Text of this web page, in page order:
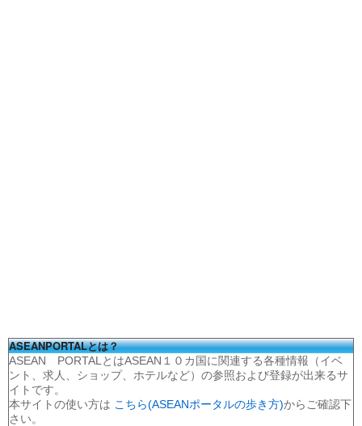
ASEANPORTALとは？
ASEAN PORTALとはASEAN１０カ国に関連する各種情報（イベ
ント、求人、ショップ、ホテルなど）の参照および登録が出来るサ
イトです。
本サイトの使い方は こちら(ASEANポータルの歩き方)からご確認下
さい。